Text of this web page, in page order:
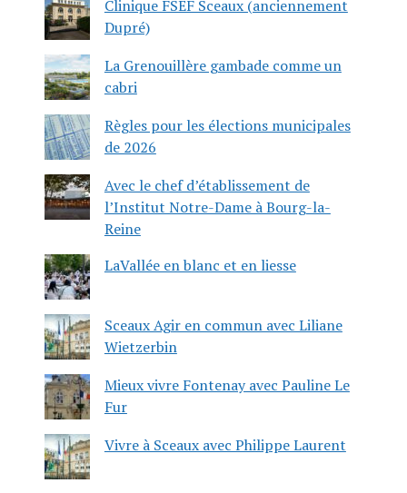
Clinique FSEF Sceaux (anciennement
Dupré)
La Grenouillère gambade comme un
cabri
Règles pour les élections municipales
de 2026
Avec le chef d’établissement de
l’Institut Notre-Dame à Bourg-la-
Reine
LaVallée en blanc et en liesse
Sceaux Agir en commun avec Liliane
Wietzerbin
Mieux vivre Fontenay avec Pauline Le
Fur
Vivre à Sceaux avec Philippe Laurent